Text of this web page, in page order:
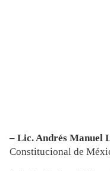
– Lic. Andrés Manuel
Constitucional de